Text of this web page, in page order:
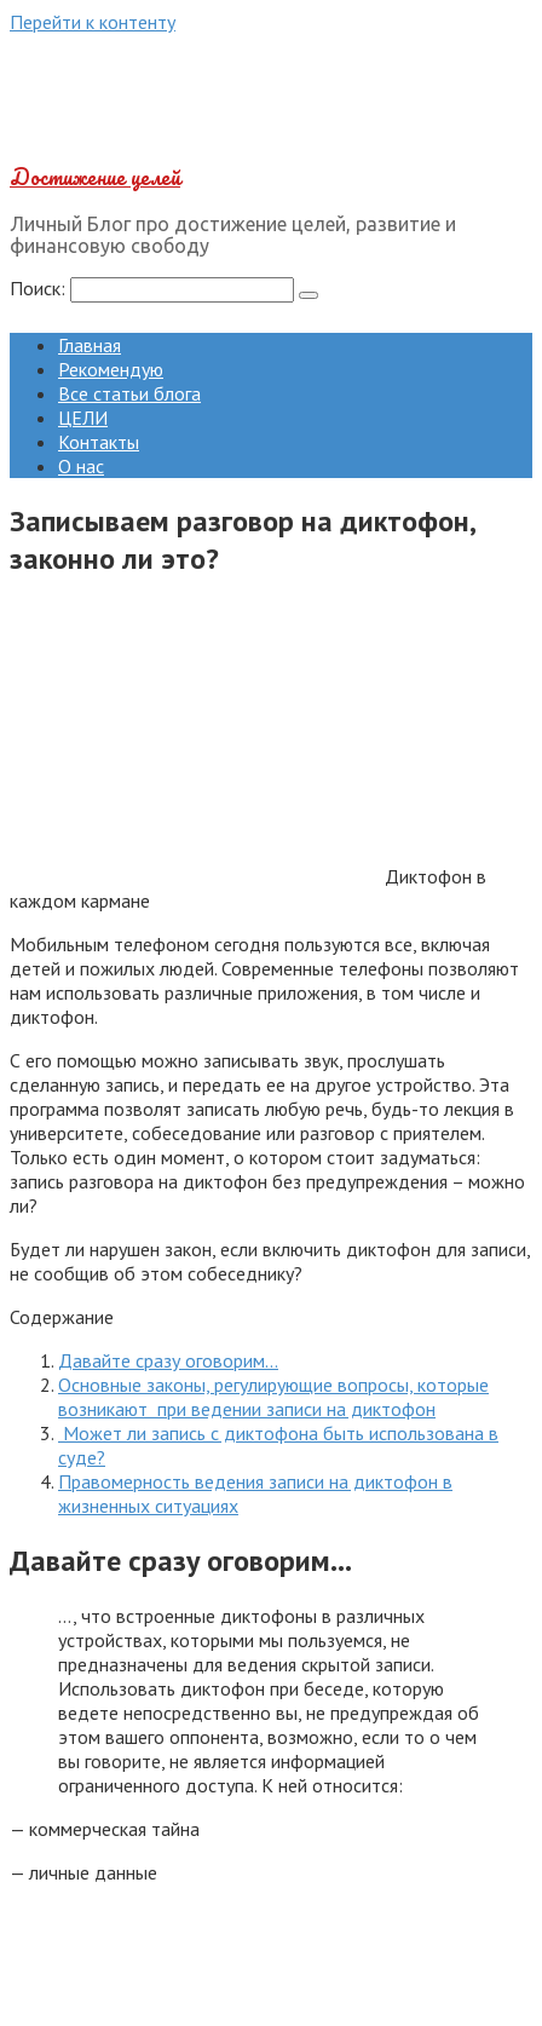
Перейти к контенту
Достижение целей
Личный Блог про достижение целей, развитие и
финансовую свободу
Поиск:
Главная
Рекомендую
Все статьи блога
ЦЕЛИ
Контакты
О нас
Записываем разговор на диктофон,
законно ли это?
Диктофон в
каждом кармане
Мобильным телефоном сегодня пользуются все, включая
детей и пожилых людей. Современные телефоны позволяют
нам использовать различные приложения, в том числе и
диктофон.
С его помощью можно записывать звук, прослушать
сделанную запись, и передать ее на другое устройство. Эта
программа позволят записать любую речь, будь-то лекция в
университете, собеседование или разговор с приятелем.
Только есть один момент, о котором стоит задуматься:
запись разговора на диктофон без предупреждения – можно
ли?
Будет ли нарушен закон, если включить диктофон для записи,
не сообщив об этом собеседнику?
Содержание
Давайте сразу оговорим…
Основные законы, регулирующие вопросы, которые
возникают при ведении записи на диктофон
Может ли запись с диктофона быть использована в
суде?
Правомерность ведения записи на диктофон в
жизненных ситуациях
Давайте сразу оговорим…
…, что встроенные диктофоны в различных
устройствах, которыми мы пользуемся, не
предназначены для ведения скрытой записи.
Использовать диктофон при беседе, которую
ведете непосредственно вы, не предупреждая об
этом вашего оппонента, возможно, если то о чем
вы говорите, не является информацией
ограниченного доступа. К ней относится:
— коммерческая тайна
— личные данные